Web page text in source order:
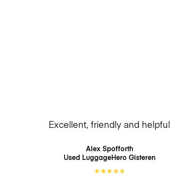
Excellent, friendly and helpful
Alex Spofforth
Used LuggageHero Gisteren
★★★★★